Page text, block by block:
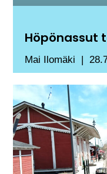
Höpönassut
Mai Ilomäki